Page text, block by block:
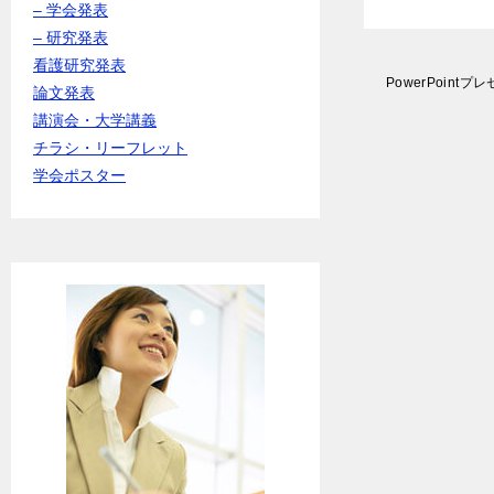
PowerPointプレ
– 学会発表
– 研究発表
看護研究発表
論文発表
講演会・大学講義
チラシ・リーフレット
学会ポスター